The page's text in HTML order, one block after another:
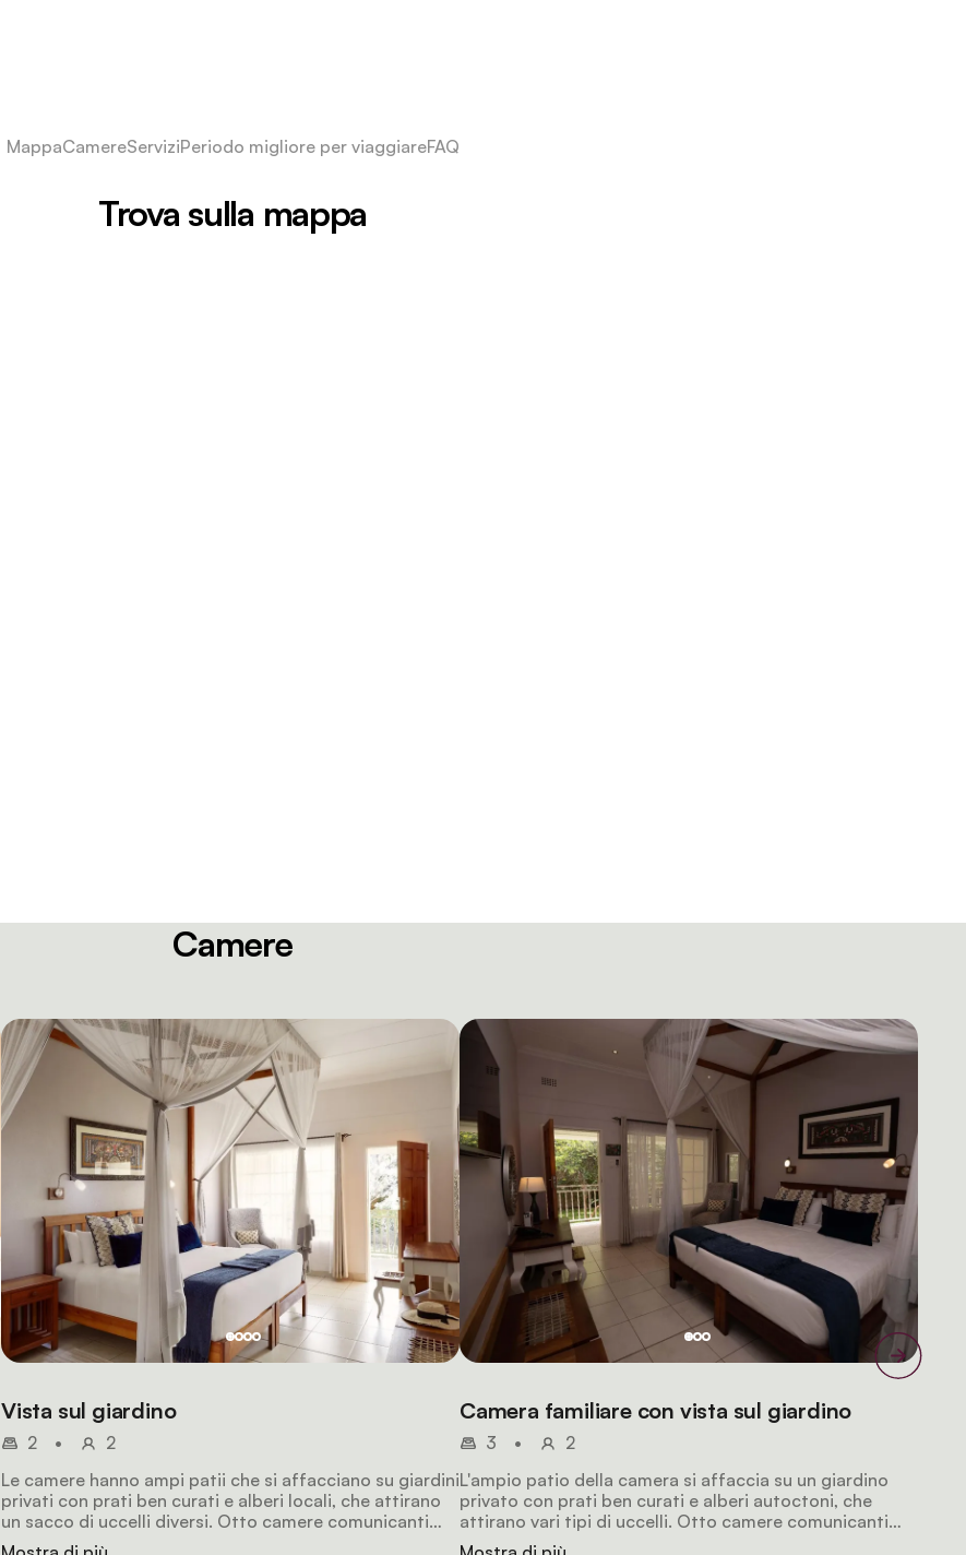
MappaCamereServiziPeriodo migliore per viaggiareFAQ
Trova sulla mappa
Camere
Vista sul giardino
2 •
2
Le camere hanno ampi patii che si affacciano su giardini
privati con prati ben curati e alberi locali, che attirano
un sacco di uccelli diversi. Otto camere comunicanti
sono perfette per famiglie o gruppi, offrendo una
Camera familiare con vista sul giardino
3 •
2
L'ampio patio della camera si affaccia su un giardino
privato con prati ben curati e alberi autoctoni, che
attirano vari tipi di uccelli. Otto camere comunicanti
sono perfette per famiglie o gruppi che viaggiano